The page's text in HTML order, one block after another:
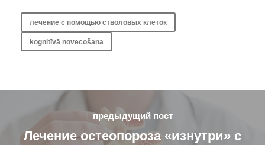
лечение с помощью стволовых клеток
kognitīvā novecošana
предыдущий пост
Лечение остеопороза «изнутри» с